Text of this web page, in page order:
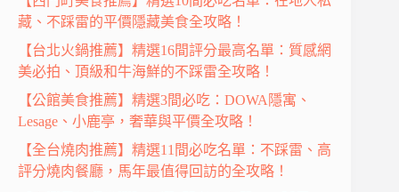
藏、不踩雷的平價隱藏美食全攻略！
【台北火鍋推薦】精選16間評分最高名單：質感網
美必拍、頂級和牛海鮮的不踩雷全攻略！
【公館美食推薦】精選3間必吃：DOWA隱寓、
Lesage、小鹿亭，奢華與平價全攻略！
【全台燒肉推薦】精選11間必吃名單：不踩雷、高
評分燒肉餐廳，馬年最值得回訪的全攻略！